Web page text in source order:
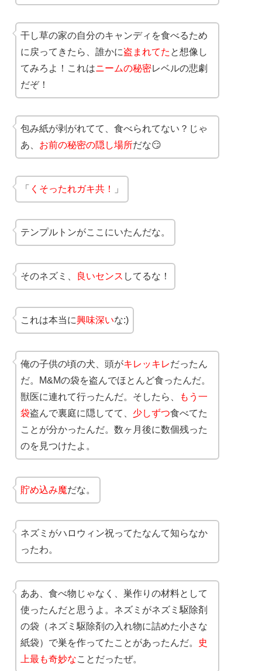
干し草の家の自分のキャンディを食べるため
に戻ってきたら、誰かに盗まれてた と想像し
てみろよ！これはニームの秘密レベルの悲劇
だぞ！
包み紙が剥がれてて、食べられてない？じゃ
あ、 お前の秘密の隠し場所だな😏
「 くそったれガキ共！ 」
テンプルトンがここにいたんだな。
そのネズミ、 良いセンス してるな！
これは本当に興味深いな:)
俺の子供の頃の犬、頭がキレッキレだったん
だ。M&Mの袋を盗んでほとんど食ったんだ。
獣医に連れて行ったんだ。そしたら、
もう一
袋盗んで裏庭に隠してて、 少しずつ食べてた
ことが分かったんだ。数ヶ月後に数個残った
のを見つけたよ。
貯め込み魔だな。
ネズミがハロウィン祝ってたなんて知らなか
ったわ。
ああ、食べ物じゃなく、巣作りの材料として
使ったんだと思うよ。ネズミがネズミ駆除剤
の袋（ネズミ駆除剤の入れ物に詰めた小さな
紙袋）で巣を作ってたことがあったんだ。
史
上最も奇妙なことだったぜ。